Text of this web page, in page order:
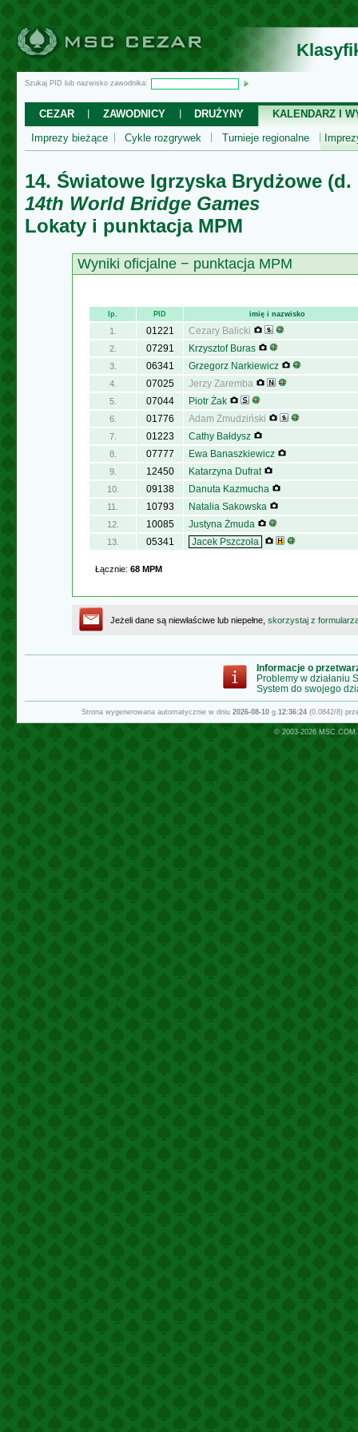
Szukaj PID lub nazwisko zawodnika:
CEZAR ZAWODNICY DRUŻYNY
KALENDARZ I
Imprezy bieżące
Cykle rozgrywek Turnieje regionalne
14. Światowe Igrzyska Brydżowe
14th World Bridge Games
Lokaty i punktacja MPM
Wyniki oficjalne − punktacja MPM
lp. PID imię i nazwisko
1. 01221 Cezary Balicki
2. 07291 Krzysztof Buras
3. 06341 Grzegorz Narkiewicz
4. 07025 Jerzy Zaremba
5. 07044 Piotr Żak
6. 01776 Adam Żmudziński
7. 01223 Cathy Bałdysz
8. 07777 Ewa Banaszkiewicz
9. 12450 Katarzyna Dufrat
10. 09138 Danuta Kazmucha
11. 10793 Natalia Sakowska
12. 10085 Justyna Żmuda
13. 05341 Jacek Pszczoła
Łącznie: 68 MPM
Jeżeli dane są niewłaściwe lub niepełne, skorzystaj z
Informacje o
Problemy w działaniu
System do swojego
Strona wygenerowana automatycznie w dniu 2026-08-10g.12:36:24(0.0842/8)
© 2003-2026